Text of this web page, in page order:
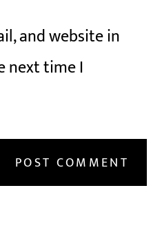
and website in
next time I